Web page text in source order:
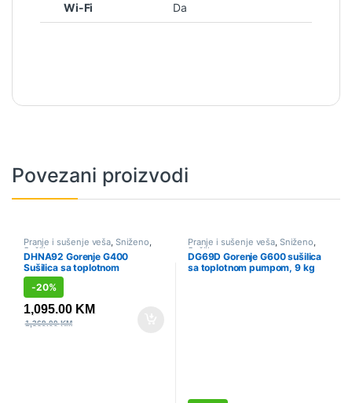
Wi-Fi Da
Povezani proizvodi
Pranje i sušenje veša, Sniženo,
Sušilice
DHNA92 Gorenje G400
Sušilica sa toplotnom
pumpom, 9 kg
-20%
1,095.00 KM
1,369.00KM
Pranje i sušenje veša, Sniženo,
Sušilice
DG69D Gorenje G600 sušilica
sa toplotnom pumpom, 9 kg